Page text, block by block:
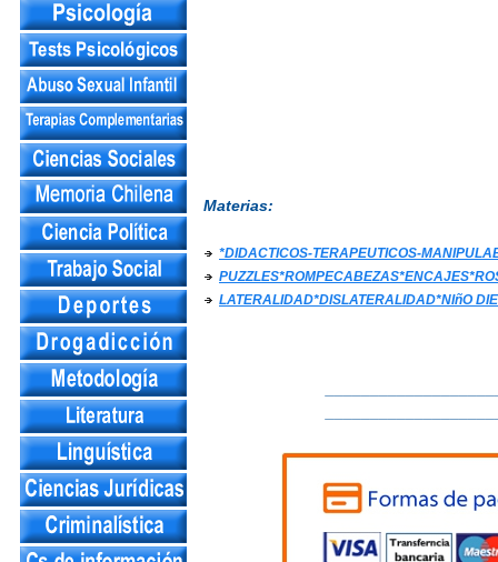
Materias:
*DIDACTICOS-TERAPEUTICOS-
LATERALIDAD*DISLATERALIDAD*NIñO